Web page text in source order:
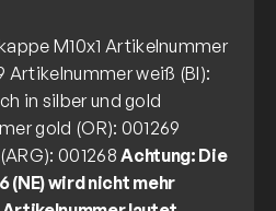
M10x1 Artikelnummer
Artikelnummer weiß (BI):
in silber und gold
gold (OR): 001269
001268Achtung: Die
(NE) wird nicht mehr